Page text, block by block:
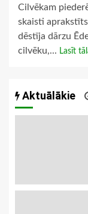
Cilvēkam
skaisti
dēstīja dārzu
cilvēku,... Lasīt
Aktuālākie